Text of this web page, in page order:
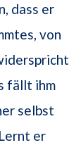
dass er
von
fällt ihm
selbst
er